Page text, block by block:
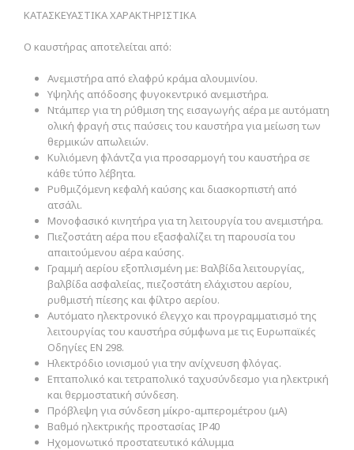
ΚΑΤΑΣΚΕΥΑΣΤΙΚΑ ΧΑΡΑΚΤΗΡΙΣΤΙΚΑ
Ο καυστήρας αποτελείται από:
Ανεμιστήρα από ελαφρύ κράμα αλουμινίου.
Υψηλής απόδοσης φυγοκεντρικό ανεμιστήρα.
Ντάμπερ για τη ρύθμιση της εισαγωγής αέρα με αυτόματη
ολική φραγή στις παύσεις του καυστήρα για μείωση των
θερμικών απωλειών.
Κυλιόμενη φλάντζα για προσαρμογή του καυστήρα σε
κάθε τύπο λέβητα.
Ρυθμιζόμενη κεφαλή καύσης και διασκορπιστή από
ατσάλι.
Μονοφασικό κινητήρα για τη λειτουργία του ανεμιστήρα.
Πιεζοστάτη αέρα που εξασφαλίζει τη παρουσία του
απαιτούμενου αέρα καύσης.
Γραμμή αερίου εξοπλισμένη με: Βαλβίδα λειτουργίας,
βαλβίδα ασφαλείας, πιεζοστάτη ελάχιστου αερίου,
ρυθμιστή πίεσης και φίλτρο αερίου.
Αυτόματο ηλεκτρονικό έλεγχο και προγραμματισμό της
λειτουργίας του καυστήρα σύμφωνα με τις Ευρωπαϊκές
Οδηγίες ΕΝ 298.
Ηλεκτρόδιο ιονισμού για την ανίχνευση φλόγας.
Επταπολικό και τετραπολικό ταχυσύνδεσμο για ηλεκτρική
και θερμοστατική σύνδεση.
Πρόβλεψη για σύνδεση μίκρο-αμπερομέτρου (μΑ)
Βαθμό ηλεκτρικής προστασίας ΙΡ40
Ηχομονωτικό προστατευτικό κάλυμμα